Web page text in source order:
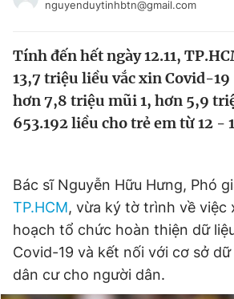
Video
Sản phẩm khác
Thông tin tòa soạn Liên
nguyenduytinhbtn@gmail.com
Tính đến hết ngày 12.11,
13,7 triệu liều vắc xin Covid-19
hơn 7,8 triệu mũi 1, hơn 5,9
653.192 liều cho trẻ em từ 12 -
Bác sĩ Nguyễn Hữu Hưng, Phó
TP.HCM, vừa ký tờ trình về việc
hoạch tổ chức hoàn thiện dữ
Covid-19 và kết nối với cơ sở
dân cư cho người dân.